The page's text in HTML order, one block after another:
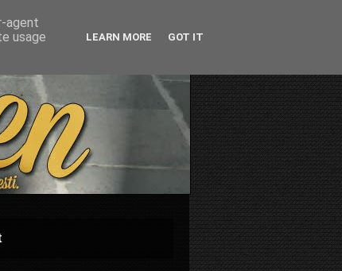
agent
usage
LEARN MORE GOT IT